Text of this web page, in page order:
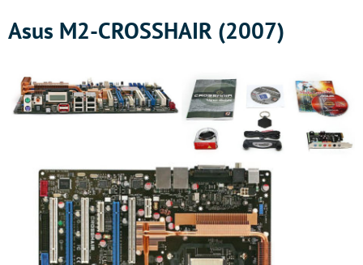
Asus M2-CROSSHAIR (2007)